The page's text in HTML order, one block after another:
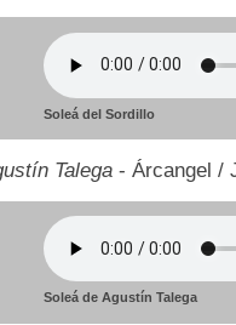
Soleá del Sordillo
Talega - Árcangel /
Soleá de Agustín Talega